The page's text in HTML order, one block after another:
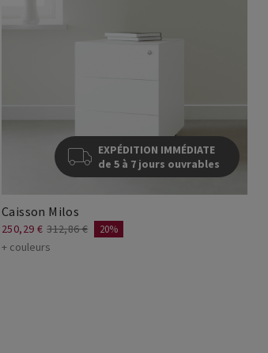
EXPÉDITION IMMÉDIATE
de 5 à 7 jours ouvrables
Caisson Milos
250,29 € 312,86 € 20%
+ couleurs